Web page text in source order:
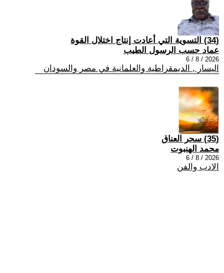
(34) التسوية التي أعادت إنتاج اختلال القوة
عماد حسب الرسول الطيب
2026 / 8 / 6
اليسار , الديمقراطية والعلمانية في مصر والسودان
(35) سحر العناق
محمد الهنبوت
2026 / 8 / 6
الادب والفن